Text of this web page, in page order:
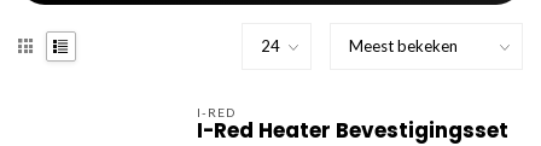
I-RED
I-Red Heater Bevestigingsset